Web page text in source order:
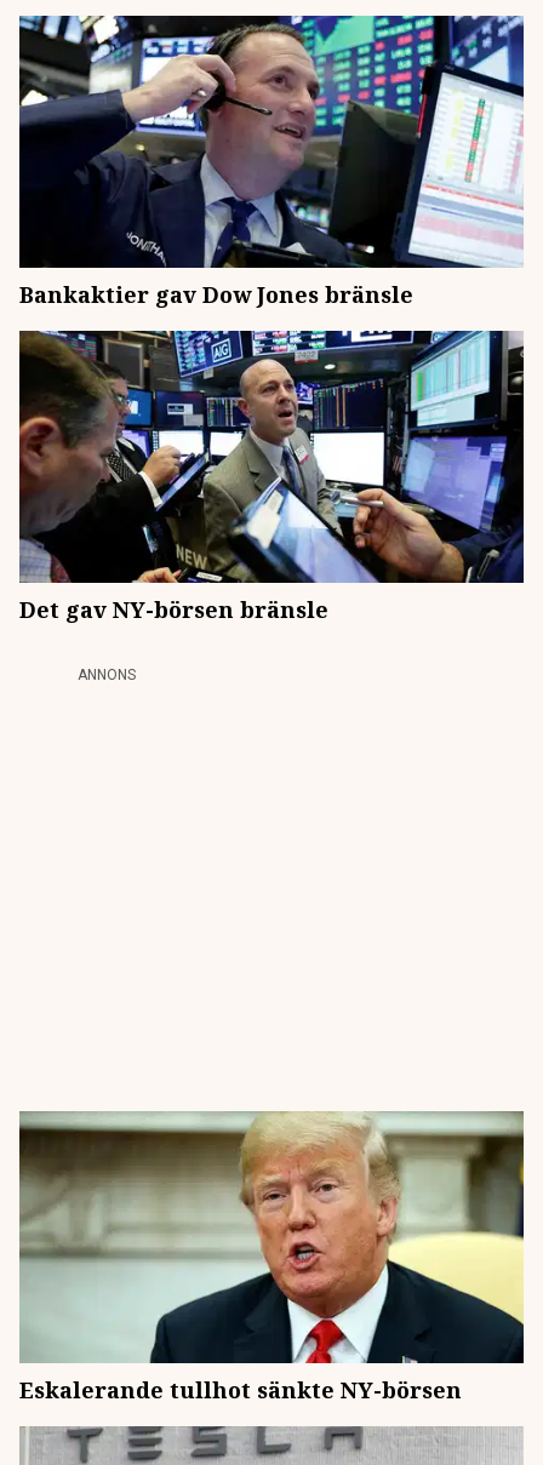
Bankaktier gav Dow Jones bränsle
Det gav NY-börsen bränsle
ANNONS
Eskalerande tullhot sänkte NY-börsen